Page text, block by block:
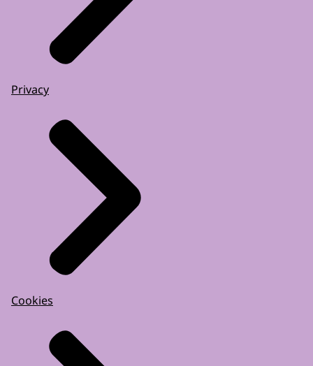
Privacy
Cookies